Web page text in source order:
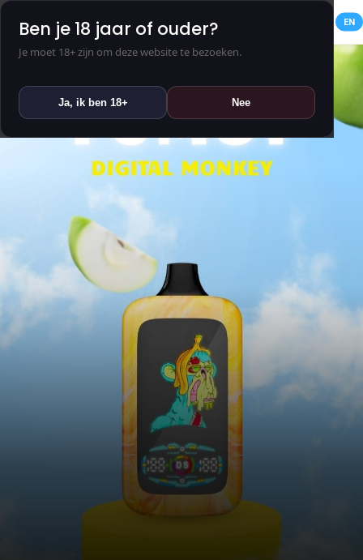
Ben je 18 jaar of ouder?
Je moet 18+ zijn om deze website te bezoeken.
Ja, ik ben 18+ Nee
EN